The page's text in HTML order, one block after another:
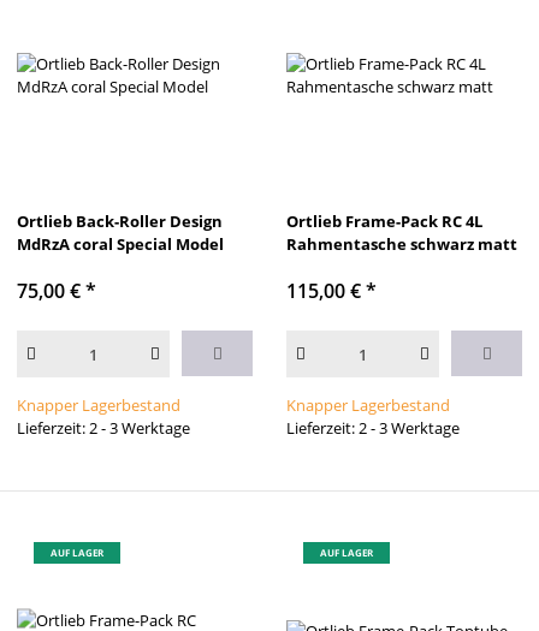
Ortlieb Back-Roller Design
MdRzA coral Special Model
75,00 €*
Knapper Lagerbestand
Lieferzeit: 2 - 3 Werktage
Ortlieb Frame-Pack RC 4L
Rahmentasche schwarz matt
115,00 €*
Knapper Lagerbestand
Lieferzeit: 2 - 3 Werktage
AUF LAGER AUF LAGER